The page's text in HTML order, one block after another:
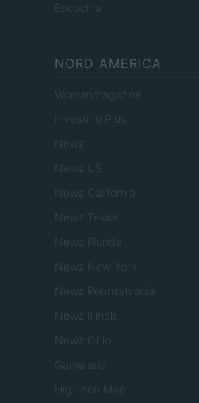
Encocina
NORD AMERICA
Womanmagazine
Investing Plus
Newz
Newz US
Newz California
Newz Texas
Newz Florida
Newz New York
Newz Pennsylvania
Newz Illinois
Newz Ohio
Gameland
Hig Tech Mag